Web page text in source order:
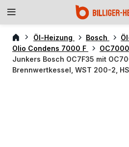
Öl-Heizung Bosch
Olio Condens 7000 F
Junkers Bosch OC7F35 mit
Brennwertkessel, WST 200-2,